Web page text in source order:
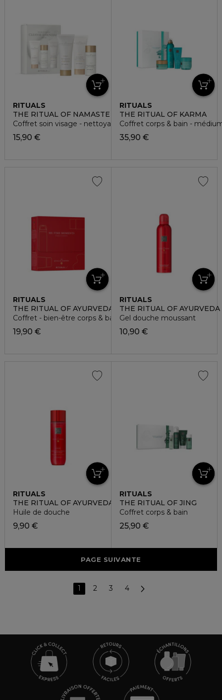
RITUALS
THE RITUAL OF NAMASTE
Coffret soin visage - nettoyant et purifiant
15,90 €
RITUALS
THE RITUAL OF KARMA
Coffret corps & bain -
35,90 €
RITUALS
THE RITUAL OF AYURVEDA
Coffret - bien-être corps & bain
19,90 €
RITUALS
THE RITUAL OF AYURVEDA
Gel douche moussant
10,90 €
RITUALS
THE RITUAL OF AYURVEDA
Huile de douche
9,90 €
RITUALS
THE RITUAL OF JING
Coffret corps & bain
25,90 €
PAGE SUIVANTE
1 2 3 4